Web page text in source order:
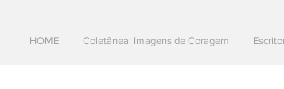
HOME Coletânea: Imagens de Coragem